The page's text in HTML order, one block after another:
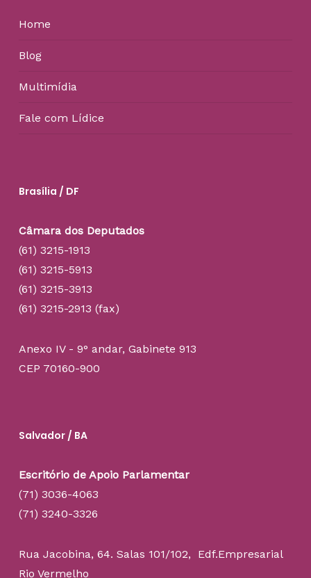
Home
Blog
Multimídia
Fale com Lídice
Brasília / DF
Câmara dos Deputados
(61) 3215-1913
(61) 3215-5913
(61) 3215-3913
(61) 3215-2913 (fax)
Anexo IV - 9° andar, Gabinete 913
CEP 70160-900
Salvador / BA
Escritório de Apoio Parlamentar
(71) 3036-4063
(71) 3240-3326
Rua Jacobina, 64. Salas 101/102, Edf.Empresarial
Rio Vermelho